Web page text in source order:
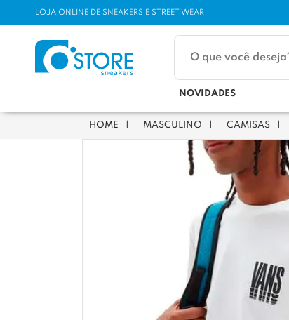
LOJA ONLINE DE SNEAKERS E STREET WEAR
NOVIDADES
MASCULINO CAMISAS